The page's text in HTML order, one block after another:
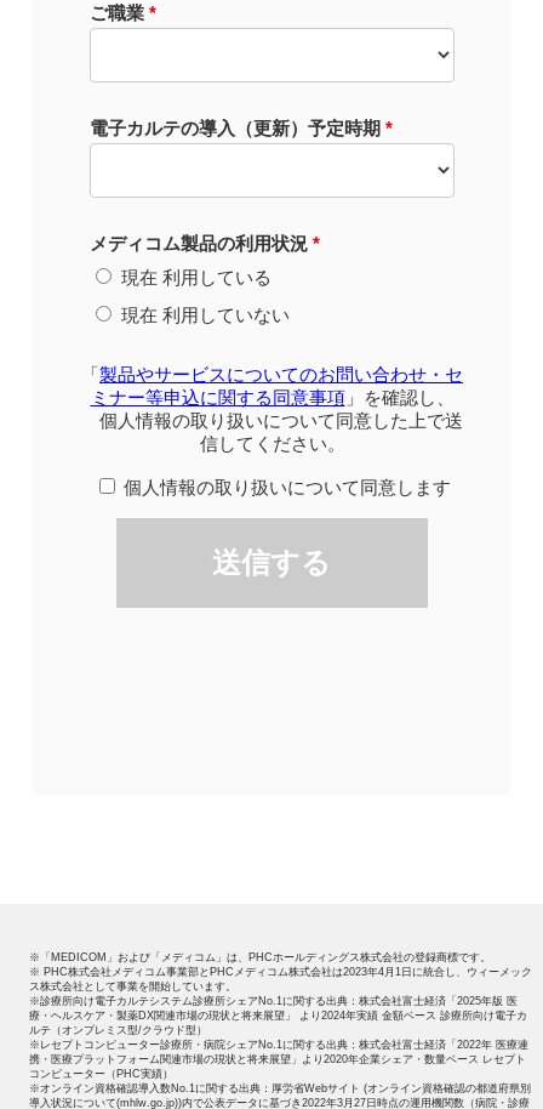
※「MEDICOM」および「メディコム」は、PHCホールディングス株式会社の登録商標です。
※ PHC株式会社メディコム事業部とPHCメディコム株式会社は2023年4月1日に統合し、ウィーメック
ス株式会社として事業を開始しています。
※診療所向け電子カルテシステム診療所シェアNo.1に関する出典：株式会社富士経済「2025年版 医
療・ヘルスケア・製薬DX関連市場の現状と将来展望」 より2024年実績 金額ベース 診療所向け電子カ
ルテ（オンプレミス型/クラウド型）
※レセプトコンピューター診療所・病院シェアNo.1に関する出典：株式会社富士経済「2022年 医療連
携・医療プラットフォーム関連市場の現状と将来展望」より2020年企業シェア・数量ベース レセプト
コンピューター（PHC実績）
※オンライン資格確認導入数No.1に関する出典：厚労省Webサイト (オンライン資格確認の都道府県別
導入状況について(mhlw.go.jp))内で公表データに基づき2022年3月27日時点の運用機関数（病院・診療